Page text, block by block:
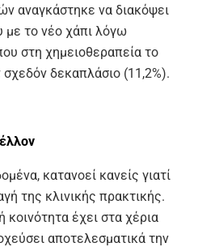
αναγκάστηκε να διακόψει
με το νέο χάπι λόγω
στη χημειοθεραπεία το
δεκαπλάσιο (11,2%).
κατανοεί κανείς γιατί
της κλινικής πρακτικής.
κοινότητα έχει στα χέρια
αποτελεσματικά την